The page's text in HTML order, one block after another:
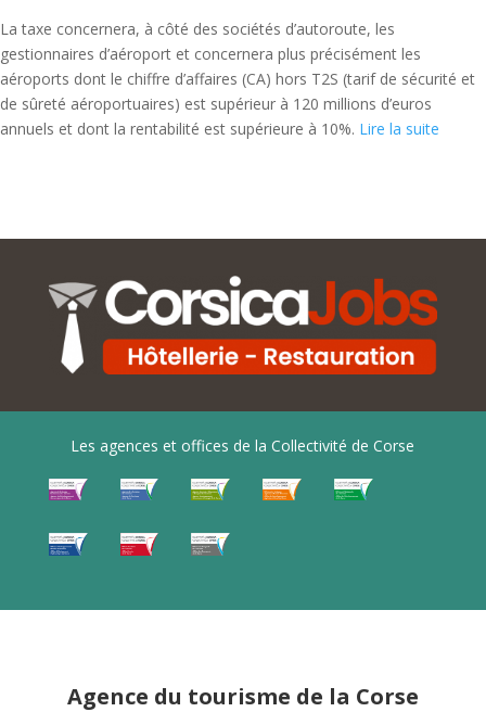
La taxe concernera, à côté des sociétés d’autoroute, les
gestionnaires d’aéroport et concernera plus précisément les
aéroports dont le chiffre d’affaires (CA) hors T2S (tarif de sécurité et
de sûreté aéroportuaires) est supérieur à 120 millions d’euros
annuels et dont la rentabilité est supérieure à 10%. Lire la suite
Les agences et offices de la Collectivité de Corse
Agence du tourisme de la Corse